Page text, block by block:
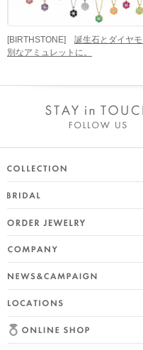
[BIRTHSTONE] 誕生石とダイヤ
別なアミュレットに。
SEASON COLLECTION（シーズ
ETERNO FAMILY（エテルノ・フ
PURE PLATINUM 999（ピュアプ
LIMITED COLLECTION（リミテ
BACI（バチ／一粒ダイヤモンドジ
ブライダル トップ
婚約指輪（エンゲージリング）
結婚指輪（マリッジリング）
レイヤード特集
HAPPY HEARTの魅力
オーダージュエリー
会社情報 トップ
ブランドスローガン
ブランドポジション
ニュース&キャンペーン
店舗情報